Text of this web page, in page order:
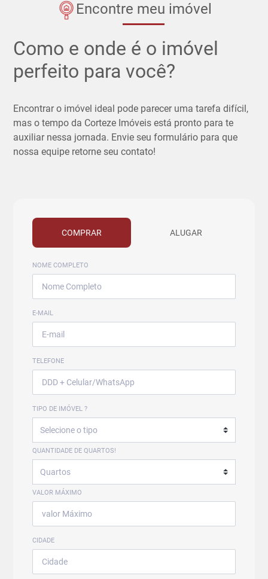
Encontre meu imóvel
Como e onde é o imóvel
perfeito para você?
Encontrar o imóvel ideal pode parecer uma tarefa difícil,
mas o tempo da Corteze Imóveis está pronto para te
auxiliar nessa jornada. Envie seu formulário para que
nossa equipe retorne seu contato!
COMPRAR ALUGAR
NOME COMPLETO
E-MAIL
TELEFONE
TIPO DE IMÓVEL ?
QUANTIDADE DE QUARTOS!
VALOR MÁXIMO
CIDADE